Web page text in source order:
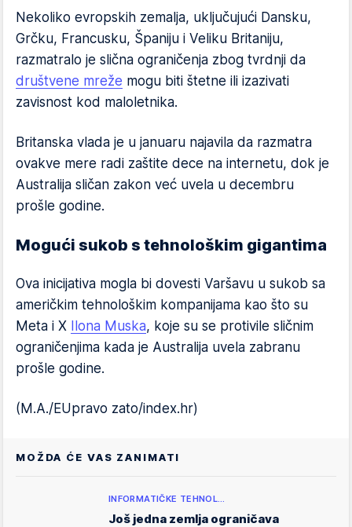
Nekoliko evropskih zemalja, uključujući Dansku,
Grčku, Francusku, Španiju i Veliku Britaniju,
razmatralo je slična ograničenja zbog tvrdnji da
društvene mreže mogu biti štetne ili izazivati
zavisnost kod maloletnika.
Britanska vlada je u januaru najavila da razmatra
ovakve mere radi zaštite dece na internetu, dok je
Australija sličan zakon već uvela u decembru
prošle godine.
Mogući sukob s tehnološkim gigantima
Ova inicijativa mogla bi dovesti Varšavu u sukob sa
američkim tehnološkim kompanijama kao što su
Meta i X
Ilona Muska, koje su se protivile sličnim
ograničenjima kada je Australija uvela zabranu
prošle godine.
(M.A./EUpravo zato/index.hr)
MOŽDA ĆE VAS ZANIMATI
INFORMATIČKE TEHNOL…
Još jedna zemlja ograničava